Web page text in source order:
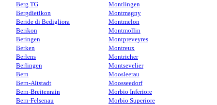
Berg TG
Bergdietikon
Beride di Bedigliora
Berikon
Beringen
Berken
Berlens
Berlingen
Bern
Bern-Altstadt
Bern-Breitenrain
Bern-Felsenau
Montlingen
Montmagny
Montmelon
Montmollin
Montpreveyres
Montreux
Montricher
Montsevelier
Moosleerau
Moosseedorf
Morbio Inferiore
Morbio Superiore